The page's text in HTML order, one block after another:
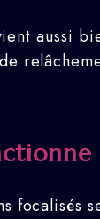
aussi
focalisés